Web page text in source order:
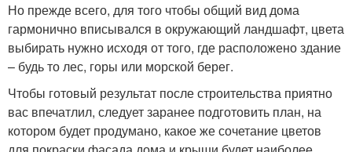
Но прежде всего, для того чтобы общий вид дома
гармонично вписывался в окружающий ландшафт, цвета
выбирать нужно исходя от того, где расположено здание
– будь то лес, горы или морской берег.
Чтобы готовый результат после строительства приятно
вас впечатлил, следует заранее подготовить план, на
котором будет продумано, какое же сочетание цветов